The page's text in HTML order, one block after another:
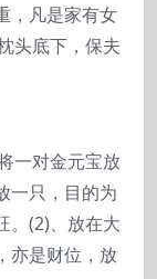
，凡是家有女
头底下，保夫
一对金元宝放
一只，目的为
。(2)、放在大
亦是财位，放